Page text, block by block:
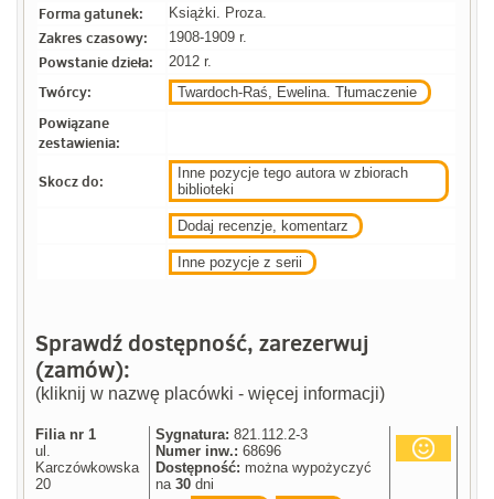
Forma gatunek: Książki. Proza.
Zakres czasowy: 1908-1909 r.
Powstanie dzieła: 2012 r.
Twórcy: Twardoch-Raś, Ewelina. Tłumaczenie
Powiązane
zestawienia:
Skocz do:
Inne pozycje tego autora w zbiorach
biblioteki
Dodaj recenzje, komentarz
Inne pozycje z serii
Sprawdź dostępność, zarezerwuj
(zamów):
(kliknij w nazwę placówki - więcej informacji)
Filia nr 1
ul.
Karczówkowska
20
Sygnatura: 821.112.2-3
Numer inw.: 68696
Dostępność: można wypożyczyć
na30 dni